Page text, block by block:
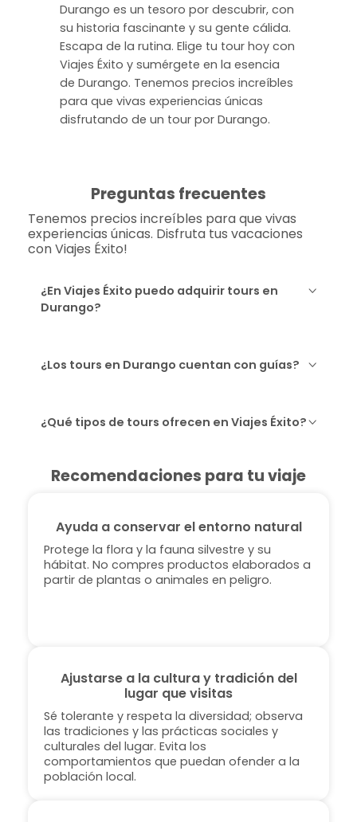
Durango es un tesoro por descubrir, con
su historia fascinante y su gente cálida.
Escapa de la rutina. Elige tu tour hoy con
Viajes Éxito y sumérgete en la esencia
de Durango. Tenemos precios increíbles
para que vivas experiencias únicas
disfrutando de un tour por Durango.
Preguntas frecuentes
Tenemos precios increíbles para que vivas
experiencias únicas. Disfruta tus vacaciones
con Viajes Éxito!
¿En Viajes Éxito puedo adquirir tours en
Durango?
¿Los tours en Durango cuentan con guías?
¿Qué tipos de tours ofrecen en Viajes Éxito?
Recomendaciones para tu viaje
Ayuda a conservar el entorno natural
Protege la flora y la fauna silvestre y su
hábitat. No compres productos elaborados a
partir de plantas o animales en peligro.
Ajustarse a la cultura y tradición del
lugar que visitas
Sé tolerante y respeta la diversidad; observa
las tradiciones y las prácticas sociales y
culturales del lugar. Evita los
comportamientos que puedan ofender a la
población local.